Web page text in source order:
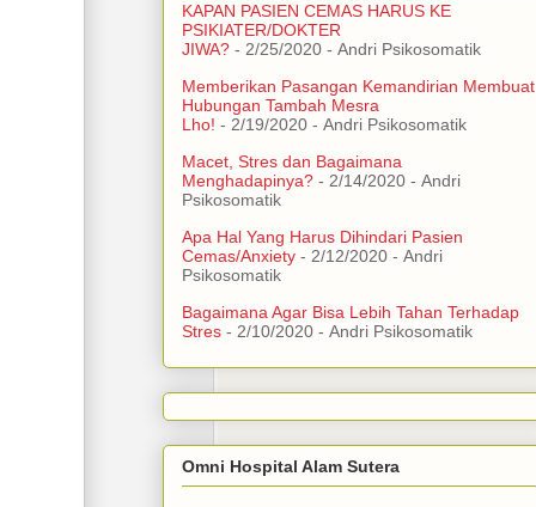
KAPAN PASIEN CEMAS HARUS KE
PSIKIATER/DOKTER
JIWA? - 2/25/2020 - Andri Psikosomatik
Memberikan Pasangan Kemandirian Membuat
Hubungan Tambah Mesra
Lho! - 2/19/2020 - Andri Psikosomatik
Macet, Stres dan Bagaimana
Menghadapinya? - 2/14/2020 - Andri
Psikosomatik
Apa Hal Yang Harus Dihindari Pasien
Cemas/Anxiety - 2/12/2020 - Andri
Psikosomatik
Bagaimana Agar Bisa Lebih Tahan Terhadap
Stres - 2/10/2020 - Andri Psikosomatik
Omni Hospital Alam Sutera